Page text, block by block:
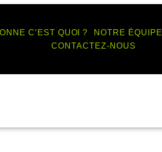
C’EST QUOI ? NOTRE ÉQUIPE
CONTACTEZ-NOUS